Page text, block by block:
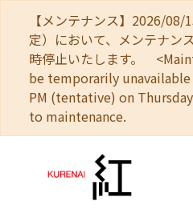
【メンテナンス】2026/
定）において、メンテナン
時停止いたします。
be temporarily
PM (tentative) on
to maintenance.